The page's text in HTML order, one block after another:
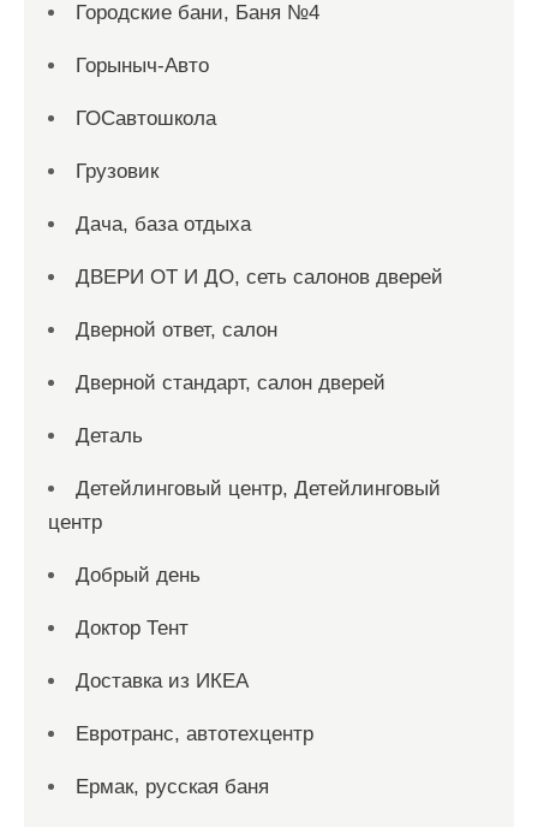
Городские бани, Баня №4
Горыныч-Авто
ГОСавтошкола
Грузовик
Дача, база отдыха
ДВЕРИ ОТ И ДО, сеть салонов дверей
Дверной ответ, салон
Дверной стандарт, салон дверей
Деталь
Детейлинговый центр, Детейлинговый
центр
Добрый день
Доктор Тент
Доставка из ИКЕА
Евротранс, автотехцентр
Ермак, русская баня